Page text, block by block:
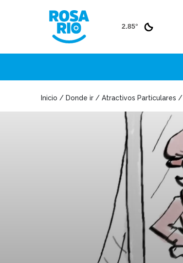
2.85°
Inicio / Donde ir / Atractivos Particulares /